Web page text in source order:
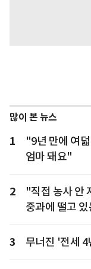
많이 본 뉴스
1
"9년 만에 여
엄마 돼요"
2
"직접 농사 안
중과에 떨고
3 무너진 '전세